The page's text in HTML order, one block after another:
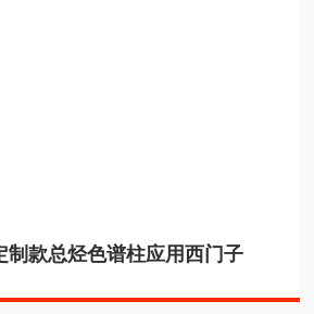
制款总烃色谱柱应用西门子